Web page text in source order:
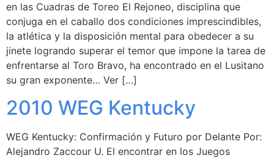
en las Cuadras de Toreo El Rejoneo, disciplina que
conjuga en el caballo dos condiciones imprescindibles,
la atlética y la disposición mental para obedecer a su
jinete logrando superar el temor que impone la tarea de
enfrentarse al Toro Bravo, ha encontrado en el Lusitano
su gran exponente… Ver […]
2010 WEG Kentucky
WEG Kentucky: Confirmación y Futuro por Delante Por:
Alejandro Zaccour U. El encontrar en los Juegos